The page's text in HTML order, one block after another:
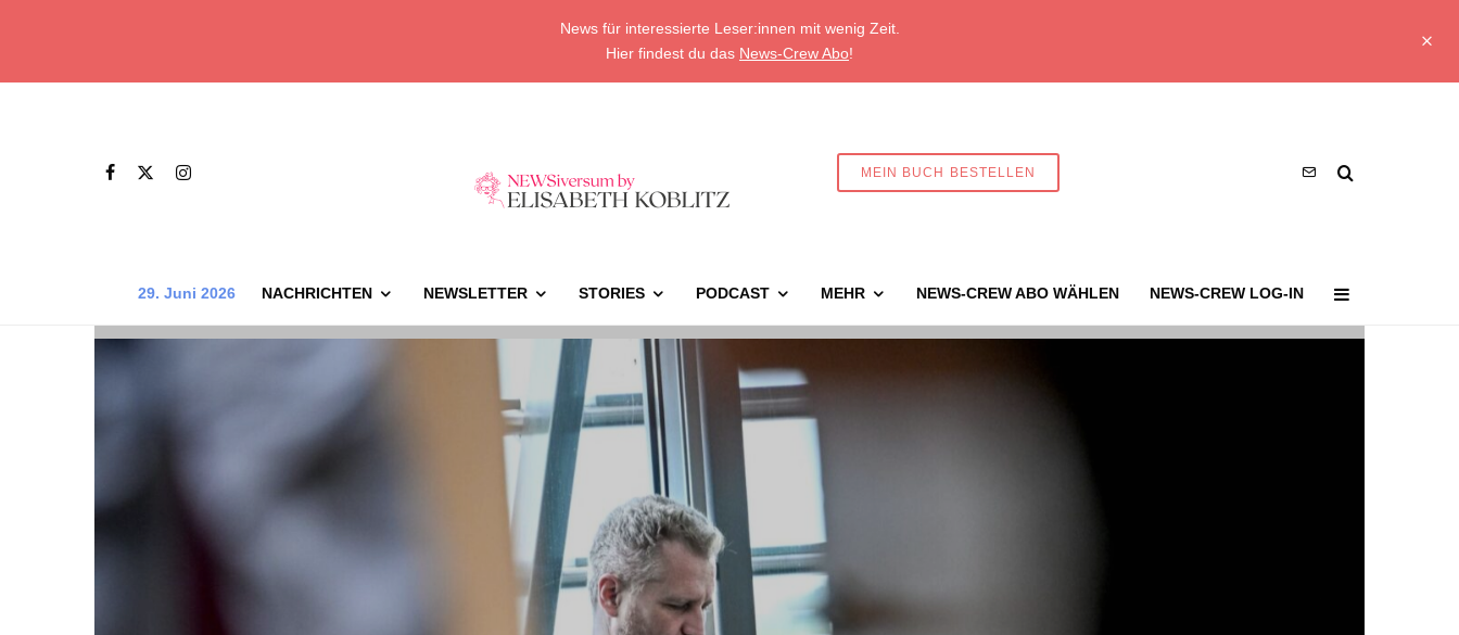
News für interessierte Leser:innen mit wenig Zeit.
Hier findest du das News-Crew Abo!
MEIN BUCH BESTELLEN
29. Juni 2026 NACHRICHTEN NEWSLETTER STORIES PODCAST MEHR NEWS-CREW ABO WÄHLEN NEWS-CREW LOG-IN